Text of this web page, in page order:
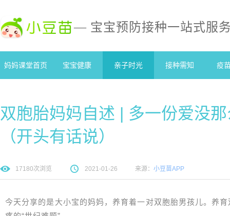
— 宝宝预防接种一站式服
妈妈课堂首页 宝宝健康 亲子时光 接种需知 疫
双胞胎妈妈自述 | 多一份爱没
（开头有话说）
17180次浏览 2021-01-26 来源： 小豆苗APP
今天分享的是大小宝的妈妈，养育着一对双胞胎男孩儿。养